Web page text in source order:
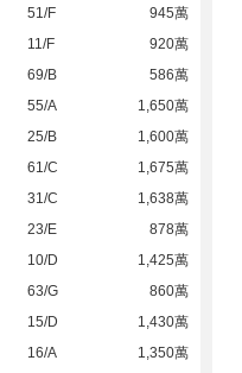
51/F
945萬
11/F
920萬
69/B
586萬
55/A
1,650萬
25/B
1,600萬
61/C
1,675萬
31/C
1,638萬
23/E
878萬
10/D
1,425萬
63/G
860萬
15/D
1,430萬
16/A
1,350萬